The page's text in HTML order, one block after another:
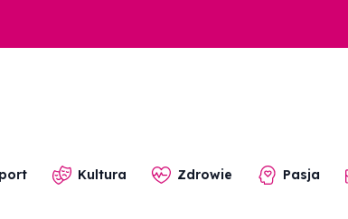
Kultura Zdrowie Pasja